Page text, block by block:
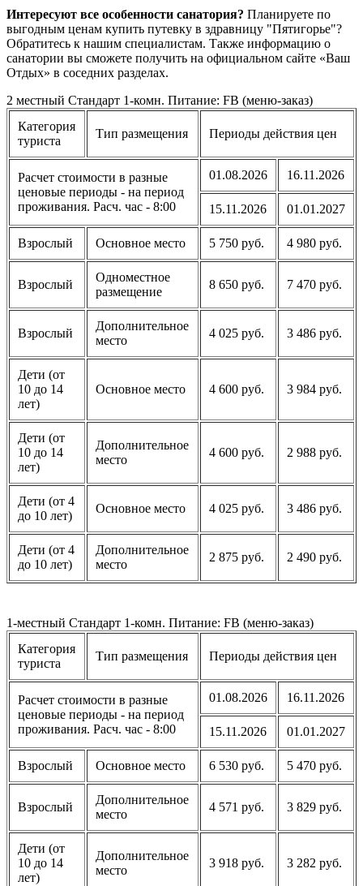
Интересуют все особенности санатория? Планируете по
выгодным ценам купить путевку в здравницу "Пятигорье"?
Обратитесь к нашим специалистам. Также информацию о
санатории вы сможете получить на официальном сайте «Ваш
Отдых» в соседних разделах.
2 местный Стандарт 1-комн. Питание: FB (меню-заказ)
Категория
туриста
Тип размещения Периоды действия цен
Расчет стоимости в разные
ценовые периоды - на период
проживания. Расч. час - 8:00
01.08.2026 16.11.2026
15.11.2026 01.01.2027
Взрослый Основное место 5 750 руб. 4 980 руб.
Взрослый
Одноместное
размещение
8 650 руб. 7 470 руб.
Взрослый
Дополнительное
место
4 025 руб. 3 486 руб.
Дети (от
10 до 14
лет)
Основное место 4 600 руб. 3 984 руб.
Дети (от
10 до 14
лет)
Дополнительное
место
4 600 руб. 2 988 руб.
Дети (от 4
до 10 лет)
Основное место 4 025 руб. 3 486 руб.
Дети (от 4
до 10 лет)
Дополнительное
место
2 875 руб. 2 490 руб.
1-местный Стандарт 1-комн. Питание: FB (меню-заказ)
Категория
туриста
Тип размещения Периоды действия цен
Расчет стоимости в разные
ценовые периоды - на период
проживания. Расч. час - 8:00
01.08.2026 16.11.2026
15.11.2026 01.01.2027
Взрослый Основное место 6 530 руб. 5 470 руб.
Взрослый
Дополнительное
место
4 571 руб. 3 829 руб.
Дети (от
10 до 14
лет)
Дополнительное
место
3 918 руб. 3 282 руб.